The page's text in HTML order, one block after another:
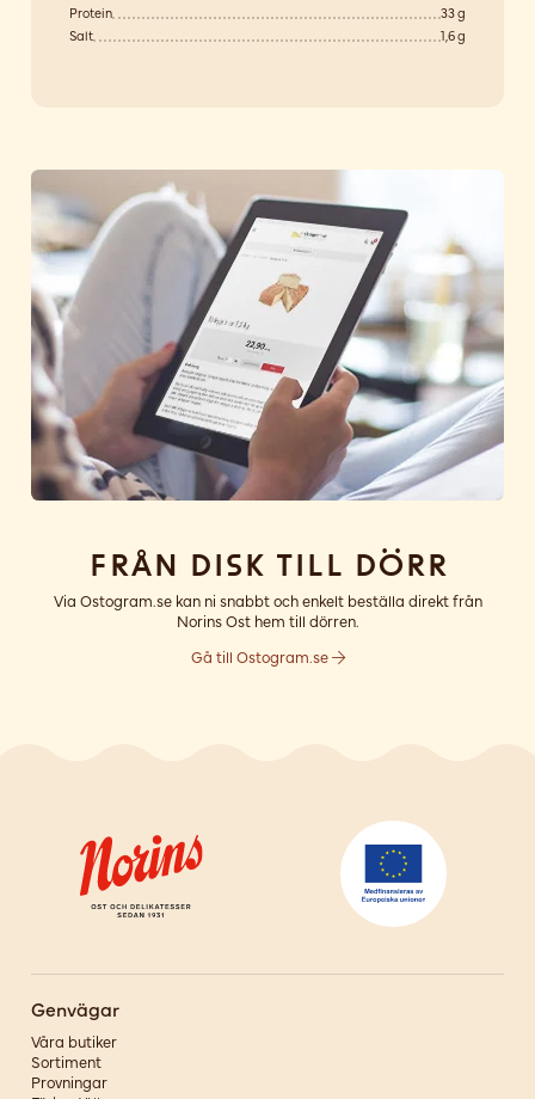
Protein
33 g
Salt
1,6 g
Från disk till dörr
Via Ostogram.se kan ni snabbt och enkelt beställa direkt från
Norins Ost hem till dörren.
Gå till Ostogram.se
Genvägar
Våra butiker
Sortiment
Provningar